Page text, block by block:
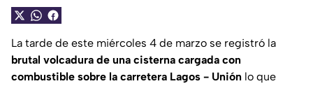
La tarde de este miércoles 4 de marzo se registró la
brutal volcadura de una cisterna cargada con
combustible sobre la carretera Lagos - Unión lo que